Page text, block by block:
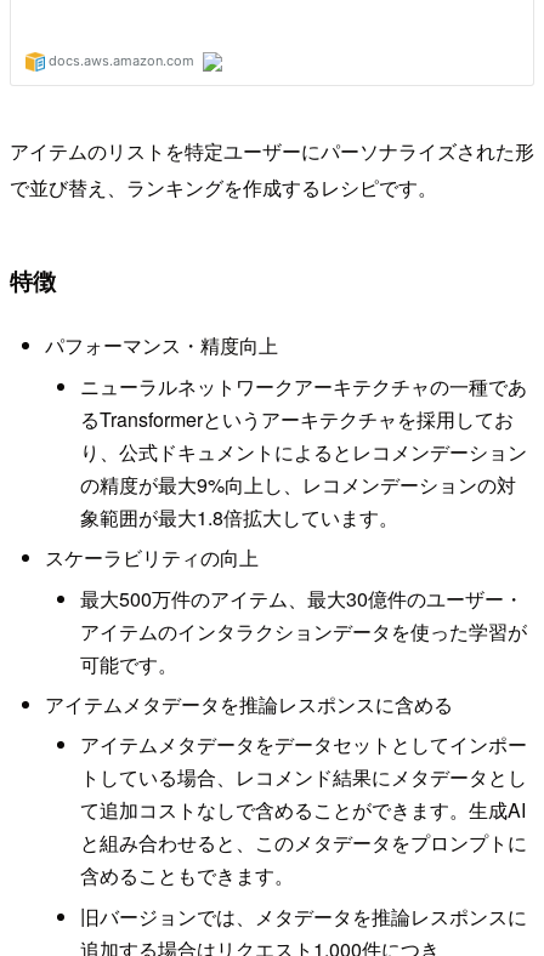
アイテムのリストを特定ユーザーにパーソナライズされた形
で並び替え、ランキングを作成するレシピです。
特徴
パフォーマンス・精度向上
ニューラルネットワークアーキテクチャの一種であ
るTransformerというアーキテクチャを採用してお
り、公式ドキュメントによるとレコメンデーション
の精度が最大9%向上し、レコメンデーションの対
象範囲が最大1.8倍拡大しています。
スケーラビリティの向上
最大500万件のアイテム、最大30億件のユーザー・
アイテムのインタラクションデータを使った学習が
可能です。
アイテムメタデータを推論レスポンスに含める
アイテムメタデータをデータセットとしてインポー
トしている場合、レコメンド結果にメタデータとし
て追加コストなしで含めることができます。生成AI
と組み合わせると、このメタデータをプロンプトに
含めることもできます。
旧バージョンでは、メタデータを推論レスポンスに
追加する場合はリクエスト1,000件につき